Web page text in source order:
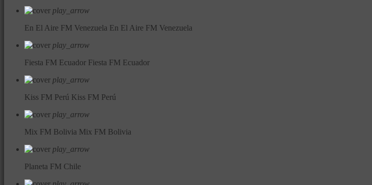
play_arrow
En El Aire FM Venezuela En El Aire FM Venezuela
play_arrow
Fiesta FM Ecuador Fiesta FM Ecuador
play_arrow
Kiss FM Perú Kiss FM Perú
play_arrow
Mix FM Bolivia Mix FM Bolivia
play_arrow
Planeta FM Chile